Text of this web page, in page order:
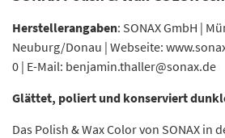
Herstellerangaben: SONAX GmbH |
Neuburg/Donau | Webseite:
0 | E-Mail: benjamin.thaller@sonax.de
Glättet, poliert und konserviert
Das Polish & Wax Color von SONAX in